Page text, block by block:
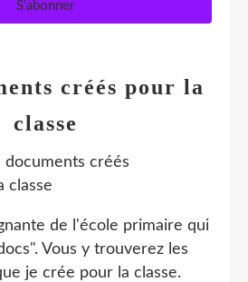
créés pour la
classe
de l'école primaire qui
Vous y trouverez les
je crée pour la classe.